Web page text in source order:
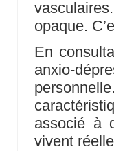
opaque.
En
anxio-
associé à
vivent